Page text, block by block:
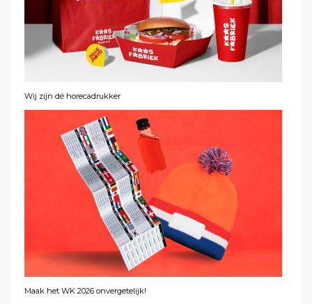
Wij zijn dé horecadrukker
Maak het WK 2026 onvergetelijk!